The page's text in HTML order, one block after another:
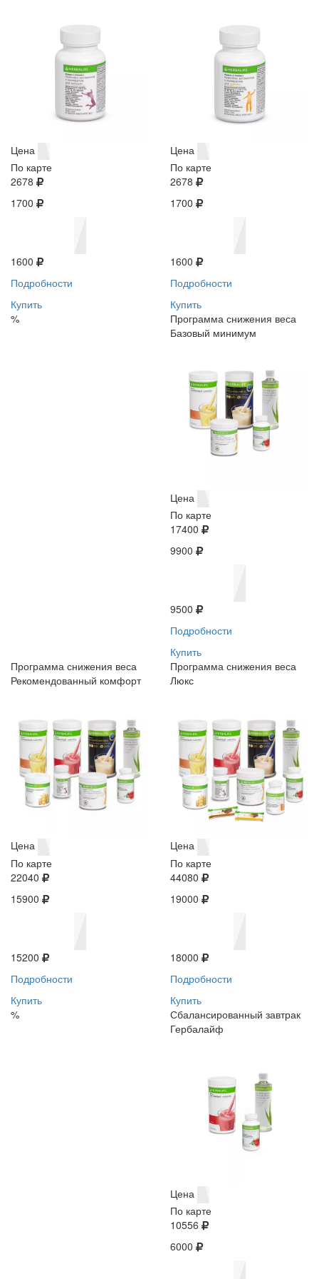
Цена
По карте
2678
1700
1600
Подробности
Купить
%
Цена
По карте
2678
1700
1600
Подробности
Купить
Программа снижения веса
Базовый минимум
Цена
По карте
17400
9900
9500
Подробности
Купить
Программа снижения веса
Рекомендованный комфорт
Цена
По карте
22040
15900
15200
Подробности
Купить
%
Программа снижения веса
Люкс
Цена
По карте
44080
19000
18000
Подробности
Купить
Сбалансированный завтрак
Гербалайф
Цена
По карте
10556
6000